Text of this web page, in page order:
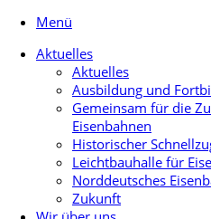
Menü
Aktuelles
Aktuelles
Ausbildung und
Gemeinsam für die
Eisenbahnen
Historischer
Leichtbauhalle für
Norddeutsches
Zukunft